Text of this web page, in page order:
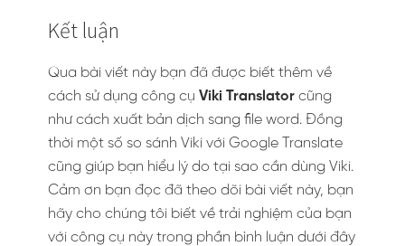
Kết luận
Qua bài viết này bạn đã được biết thêm về
cách sử dụng công cụ Viki Translator cũng
như cách xuất bản dịch sang file word. Đồng
thời một số so sánh Viki với Google Translate
cũng giúp bạn hiểu lý do tại sao cần dùng Viki.
Cảm ơn bạn đọc đã theo dõi bài viết này, bạn
hãy cho chúng tôi biết về trải nghiệm của bạn
với công cụ này trong phần bình luận dưới đây